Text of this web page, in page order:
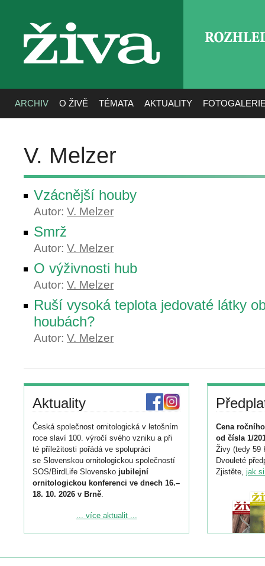
živa
ARCHIV O ŽIVĚ TÉMATA AKTUALITY
V. Melzer
Vzácnější houby
Autor: V. Melzer
Smrž
Autor: V. Melzer
O výživnosti hub
Autor: V. Melzer
Ruší vysoká teplota jedovaté látky
houbách?
Autor: V. Melzer
Aktuality
Česká společnost ornitologická v letošním
roce slaví 100. výročí svého vzniku a při
té příležitosti pořádá ve spolupráci
se Slovenskou ornitologickou společností
SOS/BirdLife Slovensko jubilejní
ornitologickou konferenci ve dnech 16.–
18. 10. 2026 v Brně.
Podrobnější informace ke konferenci
Registrovat se můžete do 6. září.
... více aktualit ...
Cena
od čísla 1/
Živy (tedy 59
Dvouleté
Zjistěte, jak